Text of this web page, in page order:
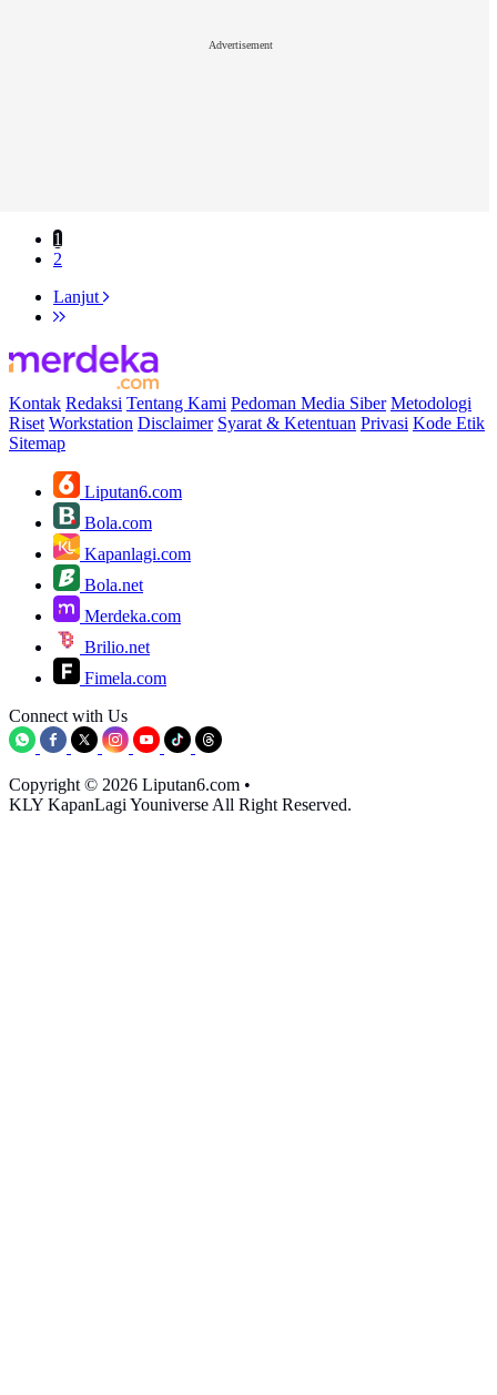
Advertisement
1
2
Lanjut
Kontak Redaksi Tentang Kami Pedoman Media Siber Metodologi
Riset Workstation Disclaimer Syarat & Ketentuan Privasi Kode Etik
Sitemap
Liputan6.com
Bola.com
Kapanlagi.com
Bola.net
Merdeka.com
Brilio.net
Fimela.com
Connect with Us
Copyright © 2026 Liputan6.com •
KLY KapanLagi Youniverse All Right Reserved.